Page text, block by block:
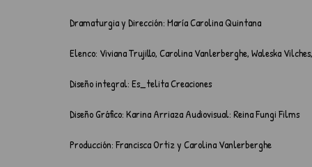
Dramaturgia y Dirección: María Carolina Quintana
Elenco: Viviana Trujillo, Carolina Vanlerberghe, Waleska
Diseño integral: Es_telita Creaciones
Diseño Gráfico: Karina Arriaza Audiovisual: Reina Fungi Films
Producción: Francisca Ortiz y Carolina Vanlerberghe